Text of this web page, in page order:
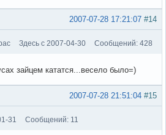
#14
2007-07-28 17:21:07
Здесь с 2007-04-30 Сообщений: 428
зайцем кататся...весело было=)
#15
2007-07-28 21:51:04
31 Сообщений: 11